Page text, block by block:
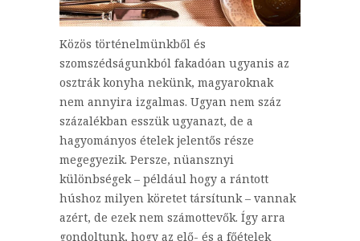
Közös történelmünkből és
szomszédságunkból fakadóan ugyanis az
osztrák konyha nekünk, magyaroknak
nem annyira izgalmas. Ugyan nem száz
százalékban esszük ugyanazt, de a
hagyományos ételek jelentős része
megegyezik. Persze, nüansznyi
különbségek – például hogy a rántott
húshoz milyen köretet társítunk – vannak
azért, de ezek nem számottevők. Így arra
gondoltunk, hogy az elő- és a főételek